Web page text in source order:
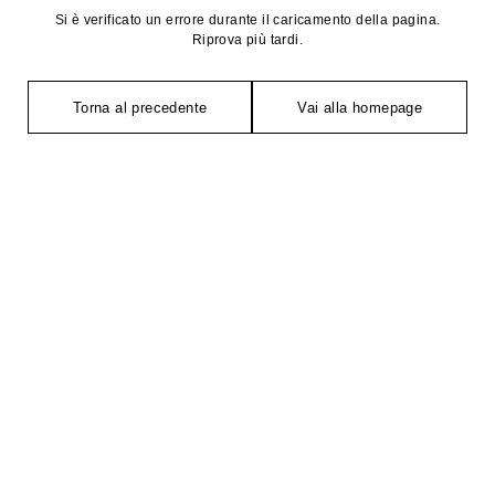
Si è verificato un errore durante il caricamento della pagina.
Riprova più tardi.
Torna al precedente Vai alla homepage